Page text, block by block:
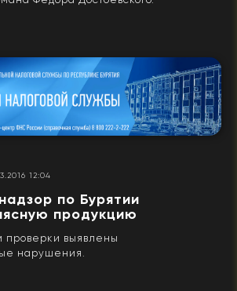
12:04
по Бурятии
продукцию
проверки выявлены
нарушения.